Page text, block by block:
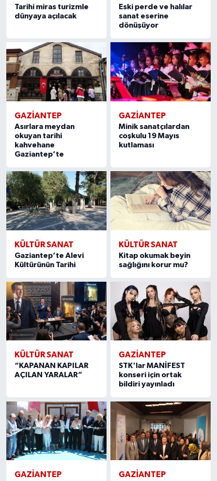
Tarihi miras turizmle
dünyaya açılacak
Eski perde ve halılar
sanat eserine
dönüşüyor
GAZIANTEP
Asırlara meydan
okuyan tarihi
kahvehane
Gaziantep’te
GAZIANTEP
Minik sanatçılardan
coşkulu 19 Mayıs
kutlaması
KÜLTÜR SANAT
Gaziantep’te Alevi
Kültürünün Tarihi
KÜLTÜR SANAT
Kitap okumak beyin
sağlığını korur mu?
KÜLTÜR SANAT
“KAPANAN KAPILAR
AÇILAN YARALAR”
GAZIANTEP
STK'lar MANİFEST
konseri için ortak
bildiri yayınladı
GAZIANTEP GAZIANTEP